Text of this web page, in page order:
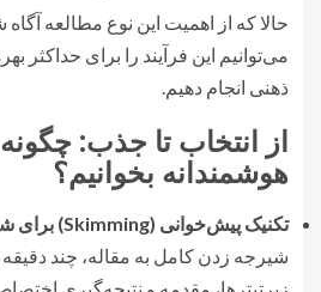
حالا که از اهمیت این نوع مطالعه آگاه
می‌توانیم این فرآیند را برای
ذهنی انجام دهیم.
از انتخاب تا جذب:
هوشمندانه بخوانیم؟
تکنیک پیش‌خوانی (Skimming) برای شناخت ساختار:
شیرجه زدن کامل به مقاله، چند دقیقه